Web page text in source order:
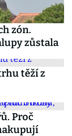
zón.
zůstala
těží z
Proč